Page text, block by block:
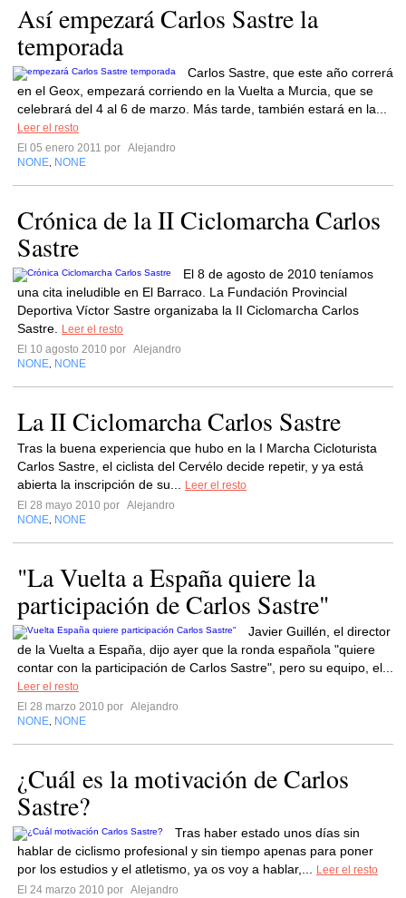
Así empezará Carlos Sastre la
temporada
Carlos Sastre, que este año correrá
en el Geox, empezará corriendo en la Vuelta a Murcia, que se
celebrará del 4 al 6 de marzo. Más tarde, también estará en la...
Leer el resto
El 05 enero 2011 por Alejandro
NONE NONE
Crónica de la II Ciclomarcha Carlos
Sastre
El 8 de agosto de 2010 teníamos
una cita ineludible en El Barraco. La Fundación Provincial
Deportiva Víctor Sastre organizaba la II Ciclomarcha Carlos
Sastre.
Leer el resto
El 10 agosto 2010 por Alejandro
NONE NONE
La II Ciclomarcha Carlos Sastre
Tras la buena experiencia que hubo en la I Marcha Cicloturista
Carlos Sastre, el ciclista del Cervélo decide repetir, y ya está
abierta la inscripción de su...
Leer el resto
El 28 mayo 2010 por Alejandro
NONE NONE
"La Vuelta a España quiere la
participación de Carlos Sastre"
Javier Guillén, el director
de la Vuelta a España, dijo ayer que la ronda española "quiere
contar con la participación de Carlos Sastre", pero su equipo, el...
Leer el resto
El 28 marzo 2010 por Alejandro
NONE NONE
¿Cuál es la motivación de Carlos
Sastre?
Tras haber estado unos días sin
hablar de ciclismo profesional y sin tiempo apenas para poner
por los estudios y el atletismo, ya os voy a hablar,...
Leer el resto
El 24 marzo 2010 por Alejandro